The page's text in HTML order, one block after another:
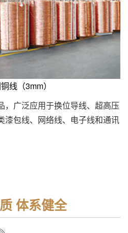
线（3mm）
，广泛应用于换位导线、超高压
漆包线、网络线、电子线和通讯
体系健全